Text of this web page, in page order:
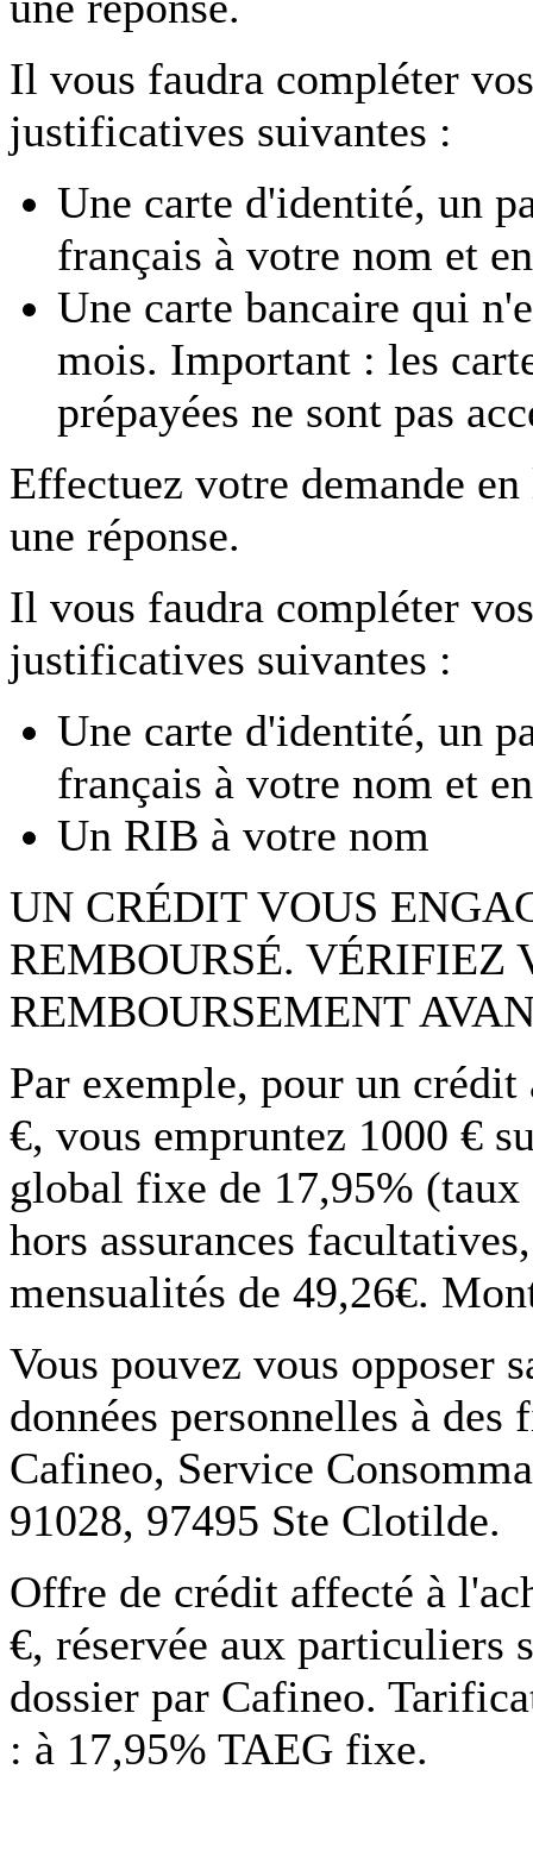
Il vous faudra compléter
justificatives suivantes :
Une carte d'identité, un
français à votre nom et
Une carte bancaire qui
mois. Important : les
prépayées ne sont pas
Effectuez votre demande
une réponse.
Il vous faudra compléter
justificatives suivantes :
Une carte d'identité, un
français à votre nom et
Un RIB à votre nom
UN CRÉDIT VOUS
REMBOURSÉ. VÉRIFIEZ
REMBOURSEMENT
Par exemple, pour un
€, vous empruntez 1000 €
global fixe de 17,95%
hors assurances
mensualités de 49,26€.
Vous pouvez vous opposer
données personnelles à
Cafineo, Service
91028, 97495 Ste Clotilde.
Offre de crédit affecté à
€, réservée aux particuliers
dossier par Cafineo.
: à 17,95% TAEG fixe.